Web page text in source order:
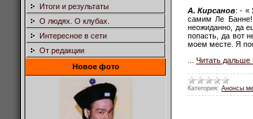
Итоги и результаты
О людях. О клубах.
Интересное в сети
От редакции
Новое фото
А. Кирсанов: - «
самим Ле
неожиданно, да
попасть, да вот
моем месте. Я
Читать дальше
Категория: Анонсы